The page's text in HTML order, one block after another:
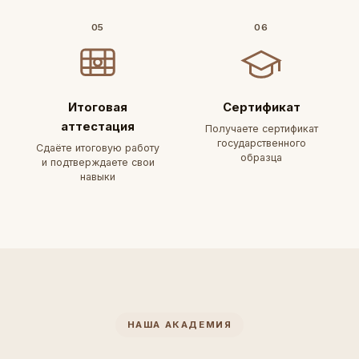
05
Итоговая
аттестация
Сдаёте итоговую работу
и подтверждаете свои
навыки
06
Сертификат
Получаете сертификат
государственного
образца
НАША АКАДЕМИЯ